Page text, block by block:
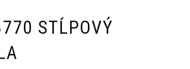
STĹPOVÝ